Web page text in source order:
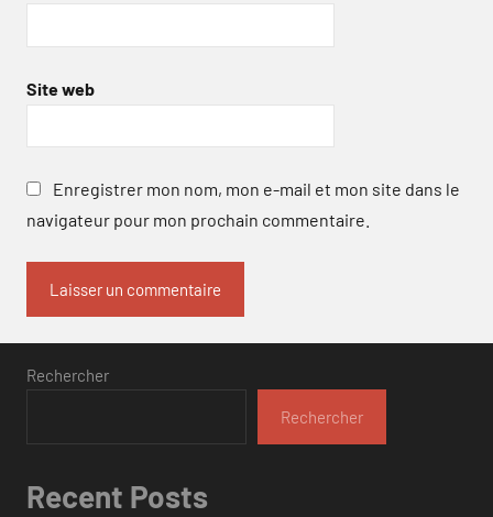
Site web
Enregistrer mon nom, mon e-mail et mon site dans le
navigateur pour mon prochain commentaire.
Rechercher
Rechercher
Recent Posts